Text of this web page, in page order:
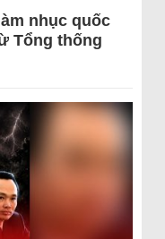
nhục quốc
Tổng thống